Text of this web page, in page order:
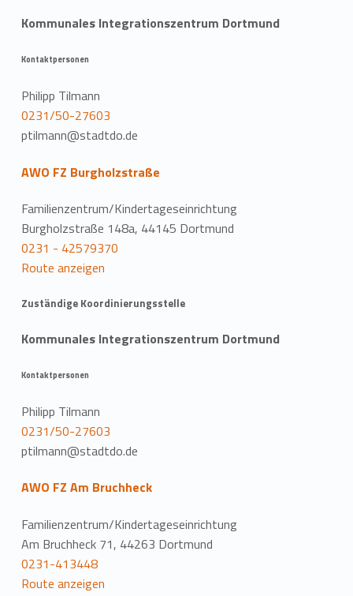
Kommunales Integrationszentrum Dortmund
Kontaktpersonen
Philipp Tilmann
0231/50-27603
ptilmann@stadtdo.de
AWO FZ Burgholzstraße
Familienzentrum/Kindertageseinrichtung
Burgholzstraße 148a, 44145 Dortmund
0231 - 42579370
Route anzeigen
Zuständige Koordinierungsstelle
Kommunales Integrationszentrum Dortmund
Kontaktpersonen
Philipp Tilmann
0231/50-27603
ptilmann@stadtdo.de
AWO FZ Am Bruchheck
Familienzentrum/Kindertageseinrichtung
Am Bruchheck 71, 44263 Dortmund
0231-413448
Route anzeigen